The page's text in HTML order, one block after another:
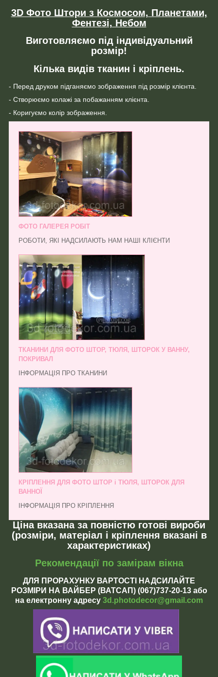
3D Фото Штори з Космосом, Планетами,
Фентезі, Небом
Виготовляємо під індивідуальний
розмір!
Кілька видів тканин і кріплень.
- Перед друком підганяємо зображення під розмір клієнта.
- Створюємо колажі за побажанням клієнта.
- Коригуємо колір зображення.
ФОТО ГАЛЕРЕЯ РОБІТ
РОБОТИ, ЯКІ НАДСИЛАЮТЬ НАМ НАШІ КЛІЄНТИ
ТКАНИНИ ДЛЯ ФОТО ШТОР, ТЮЛЯ, ШТОРОК У ВАННУ,
ПОКРИВАЛ
ІНФОРМАЦІЯ ПРО ТКАНИНИ
КРІПЛЕННЯ ДЛЯ ФОТО ШТОР і ТЮЛЯ, ШТОРОК ДЛЯ
ВАННОЇ
ІНФОРМАЦІЯ ПРО КРІПЛЕННЯ
Ціна вказана за повністю готові вироби
(розміри, матеріал і кріплення вказані в
характеристиках)
Рекомендації по замірам вікна
ДЛЯ ПРОРАХУНКУ ВАРТОСТІ НАДСИЛАЙТЕ
РОЗМІРИ НА ВАЙБЕР (ВАТСАП) (067)737-20-13 або
на електронну адресу 3d.photodecor@gmail.com